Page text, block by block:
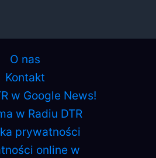
O nas
Kontakt
w Google News!
w Radiu DTR
prywatności
online w